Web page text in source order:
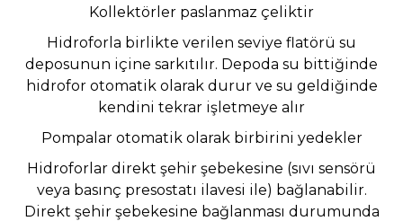
Kollektörler paslanmaz çeliktir
Hidroforla birlikte verilen seviye flatörü su
deposunun içine sarkıtılır. Depoda su bittiğinde
hidrofor otomatik olarak durur ve su geldiğinde
kendini tekrar işletmeye alır
Pompalar otomatik olarak birbirini yedekler
Hidroforlar direkt şehir şebekesine (sıvı sensörü
veya basınç presostatı ilavesi ile) bağlanabilir.
Direkt şehir şebekesine bağlanması durumunda